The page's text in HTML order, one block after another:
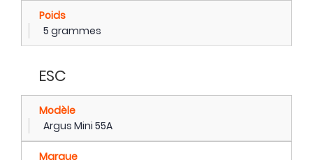
Poids
5 grammes
ESC
Modèle
Argus Mini 55A
Marque